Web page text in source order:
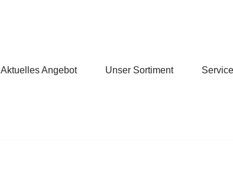
Aktuelles Angebot Unser Sortiment Service